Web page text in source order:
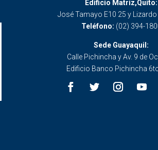
Edificio Matriz,Quito:
José Tamayo E10 25 y
Teléfono: (02) 394-
Sede Guayaquil:
Calle Pichincha y Av. 9 de
Edificio Banco Pichincha